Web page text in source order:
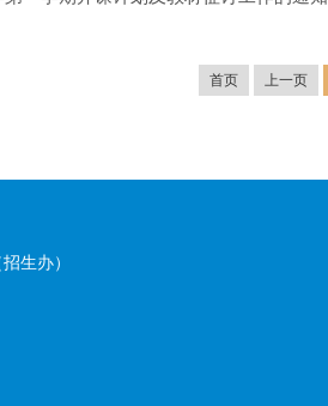
首页 上一页
生办）